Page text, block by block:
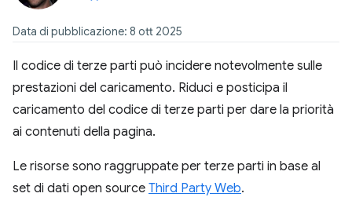
Data di pubblicazione: 8 ott 2025
Il codice di terze parti può incidere notevolmente sulle
prestazioni del caricamento. Riduci e posticipa il
caricamento del codice di terze parti per dare la priorità
ai contenuti della pagina.
Le risorse sono raggruppate per terze parti in base al
set di dati open source Third Party Web.